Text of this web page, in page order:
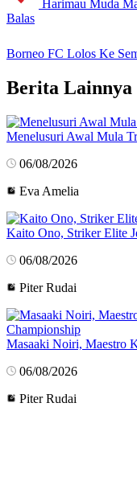
Harimau Muda
Balas
Borneo FC Lolos Ke
Berita Lainnya
Menelusuri Awal Mula
06/08/2026
Eva Amelia
Kaito Ono, Striker Elite
06/08/2026
Piter Rudai
Masaaki Noiri, Maestro
06/08/2026
Piter Rudai